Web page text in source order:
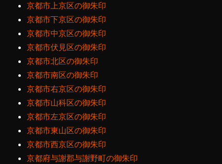
京都市上京区の御朱印
京都市下京区の御朱印
京都市中京区の御朱印
京都市伏見区の御朱印
京都市北区の御朱印
京都市南区の御朱印
京都市右京区の御朱印
京都市山科区の御朱印
京都市左京区の御朱印
京都市東山区の御朱印
京都市西京区の御朱印
京都府与謝郡与謝野町の御朱印